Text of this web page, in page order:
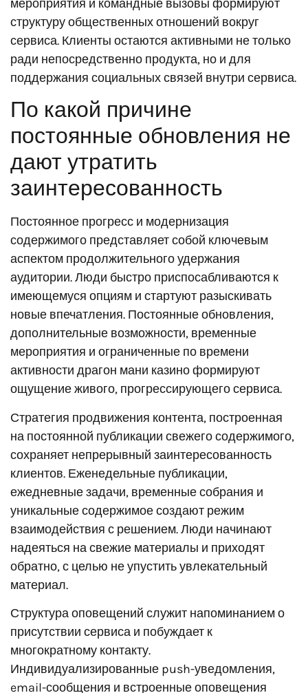
мероприятия и командные вызовы формируют
структуру общественных отношений вокруг
сервиса. Клиенты остаются активными не только
ради непосредственно продукта, но и для
поддержания социальных связей внутри сервиса.
По какой причине
постоянные обновления не
дают утратить
заинтересованность
Постоянное прогресс и модернизация
содержимого представляет собой ключевым
аспектом продолжительного удержания
аудитории. Люди быстро приспосабливаются к
имеющемуся опциям и стартуют разыскивать
новые впечатления. Постоянные обновления,
дополнительные возможности, временные
мероприятия и ограниченные по времени
активности драгон мани казино формируют
ощущение живого, прогрессирующего сервиса.
Стратегия продвижения контента, построенная
на постоянной публикации свежего содержимого,
сохраняет непрерывный заинтересованность
клиентов. Еженедельные публикации,
ежедневные задачи, временные собрания и
уникальные содержимое создают режим
взаимодействия с решением. Люди начинают
надеяться на свежие материалы и приходят
обратно, с целью не упустить увлекательный
материал.
Структура оповещений служит напоминанием о
присутствии сервиса и побуждает к
многократному контакту.
Индивидуализированные push-уведомления,
email-сообщения и встроенные оповещения